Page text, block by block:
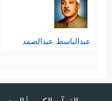
عبدالباسط عبدالصمد